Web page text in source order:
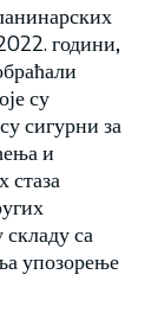
години,
су
сигурни за
и
са
упозорење